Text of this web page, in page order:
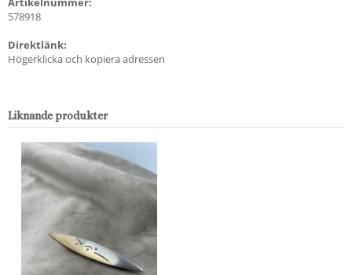
578918
Direktlänk:
Högerklicka och kopiera adressen
Liknande produkter